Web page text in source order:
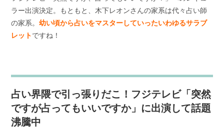
ラー出演決定。もともと、木下レオンさんの家系は代々占い師
の家系。幼い頃から占いをマスターしていったいわゆるサラブ
レットですね！
占い界隈で引っ張りだこ！フジテレビ「突然
ですが占ってもいいですか」に出演して話題
沸騰中